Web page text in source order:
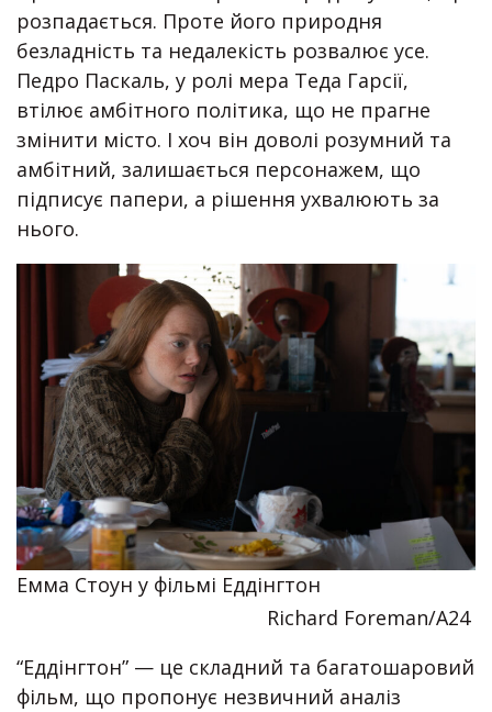
розпадається. Проте його природня
безладність та недалекість розвалює усе.
Педро Паскаль, у ролі мера Теда Гарсії,
втілює амбітного політика, що не прагне
змінити місто. І хоч він доволі розумний та
амбітний, залишається персонажем, що
підписує папери, а рішення ухвалюють за
нього.
Емма Стоун у фільмі Еддінгтон
Richard Foreman/A24
“Еддінгтон” — це складний та багатошаровий
фільм, що пропонує незвичний аналіз